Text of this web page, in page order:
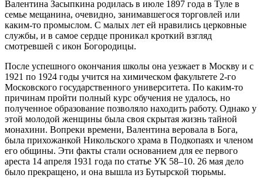
Валентина Засыпкина родилась в июле 1897 года в Туле в
семье мещанина, очевидно, занимавшегося торговлей или
каким-то промыслом. С малых лет ей нравились церковные
службы, и в самое сердце проникал кроткий взгляд
смотревшей с икон Богородицы.
После успешного окончания школы она уезжает в Москву и с
1921 по 1924 годы учится на химическом факультете 2-го
Московского государственного университета. По каким-то
причинам пройти полный курс обучения не удалось, но
полученное образование позволяло находить работу. Однако у
этой молодой женщины была своя скрытая жизнь тайной
монахини. Вопреки времени, Валентина веровала в Бога,
была прихожанкой Никольского храма в Подкопаях и членом
его общины. Эти факты стали основанием для ее первого
ареста 14 апреля 1931 года по статье УК 58–10. 26 мая дело
было прекращено, и она вышла из Бутырской тюрьмы.